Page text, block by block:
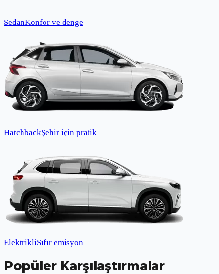
SedanKonfor ve denge
HatchbackŞehir için pratik
ElektrikliSıfır emisyon
Popüler Karşılaştırmalar